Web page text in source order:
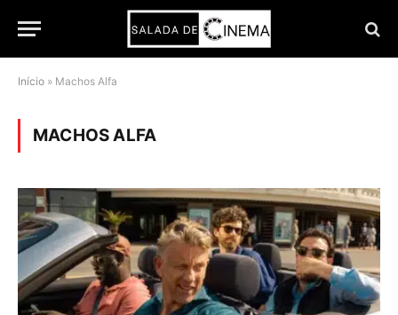
Início » Machos Alfa
MACHOS ALFA